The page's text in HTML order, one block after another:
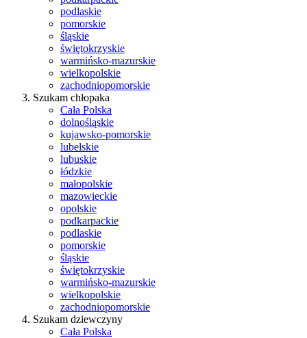
podlaskie
pomorskie
śląskie
świętokrzyskie
warmińsko-mazurskie
wielkopolskie
zachodniopomorskie
Szukam chłopaka
Cała Polska
dolnośląskie
kujawsko-pomorskie
lubelskie
lubuskie
łódzkie
małopolskie
mazowieckie
opolskie
podkarpackie
podlaskie
pomorskie
śląskie
świętokrzyskie
warmińsko-mazurskie
wielkopolskie
zachodniopomorskie
Szukam dziewczyny
Cała Polska